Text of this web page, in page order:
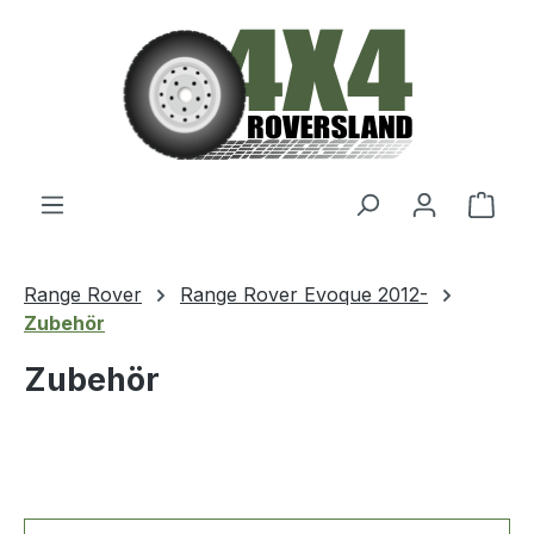
Zum Hauptinhalt springen
Range Rover
Range Rover Evoque 2012-
Zubehör
Zubehör